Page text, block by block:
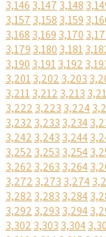
3,146 3,147 3,148
3,157 3,158 3,159
3,168 3,169 3,170
3,179 3,180 3,181
3,190 3,1913,192
3,2013,202 3,203
3,2113,212 3,213
3,222 3,223 3,224
3,232 3,233 3,234
3,242 3,243 3,244
3,252 3,253 3,254
3,262 3,263 3,264
3,272 3,273 3,274
3,282 3,283 3,284
3,292 3,293 3,294
3,302 3,303 3,304